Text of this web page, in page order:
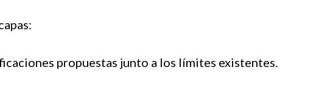
propuestas junto a los límites existentes.